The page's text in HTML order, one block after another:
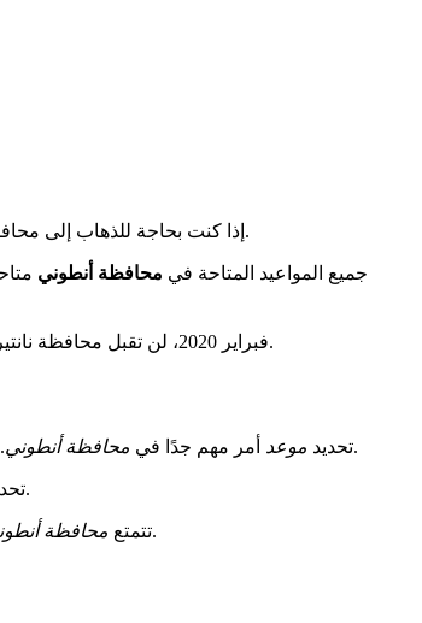
إذا كنت بحاجة للذهاب إلى بطريقة بسيطة.
جميع المواعيد المتاحة في محافظة أنطوني
فبراير 2020، لن تقبل محافظة نانتير أي مراسلات. يجب الآن تحديدلتصاريح الإقامة. سيعتمد ذلك على نوع الطلب والقواعد المعمول بها.
تحديد موعد أمر مهم جدًا في محافظة أنطوني ، لا يمكنك التقدم في إجراءاتك الإدارية.
يساعد كثيرًا. يجعل العملية أسهل. ستحصل على استقبال جيد وشخصي. سيتم إدارة ملفك بشكل جيد دون الانتظار لفترة طويلة.
تتمتع محافظة . هذه الخدمة مريحة. يمكنك اختيار الوقت المناسب دون متاعب. وبالتالي، سيكون الحصول على أوراقك أسرع وأسهل.